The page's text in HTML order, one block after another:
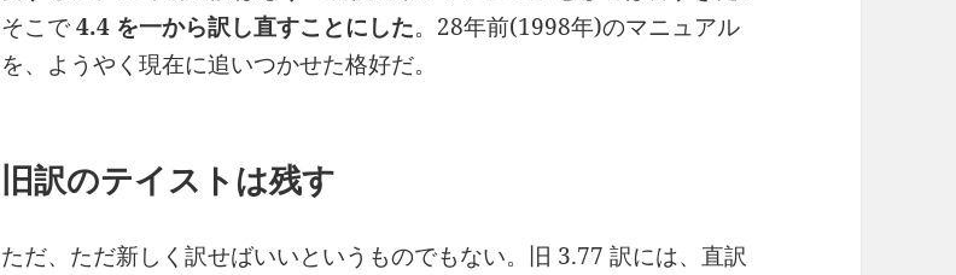
そこで4.4 を一から訳し直すことにした。28年前(1998年)のマニュアル
を、ようやく現在に追いつかせた格好だ。
旧訳のテイストは残す
ただ、ただ新しく訳せばいいというものでもない。旧 3.77 訳には、直訳